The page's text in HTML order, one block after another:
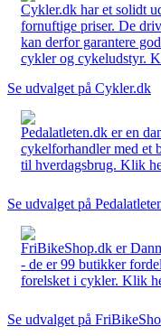
Cykler.dk har et solidt
fornuftige priser. De
kan derfor garantere
cykler og cykeludstyr.
Se udvalget på Cykler.dk
Pedalatleten.dk er en
cykelforhandler med et
til hverdagsbrug. Klik
Se udvalget på
FriBikeShop.dk er
- de er 99 butikker
forelsket i cykler. Klik
Se udvalget på